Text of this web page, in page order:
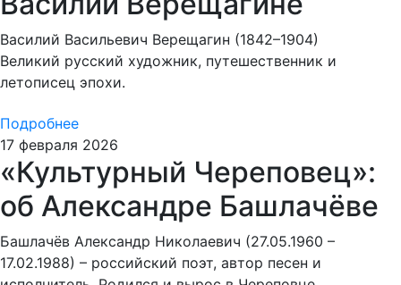
Василий Васильевич Верещагин (1842–1904)
Великий русский художник, путешественник и
летописец эпохи.
Подробнее
17 февраля 2026
«Культурный Череповец»:
об Александре Башлачёве
Башлачёв Александр Николаевич (27.05.1960 –
17.02.1988) – российский поэт, автор песен и